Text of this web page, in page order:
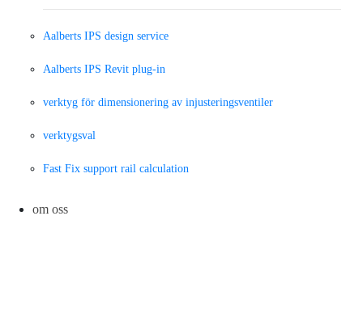
Aalberts IPS design service
Aalberts IPS Revit plug-in
verktyg för dimensionering av injusteringsventiler
verktygsval
Fast Fix support rail calculation
om oss